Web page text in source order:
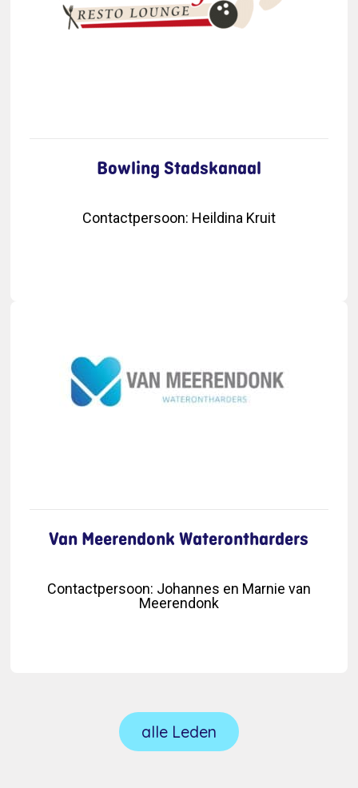
Bowling Stadskanaal
Contactpersoon: Heildina Kruit
Van Meerendonk Waterontharders
Contactpersoon: Johannes en Marnie van
Meerendonk
alle Leden